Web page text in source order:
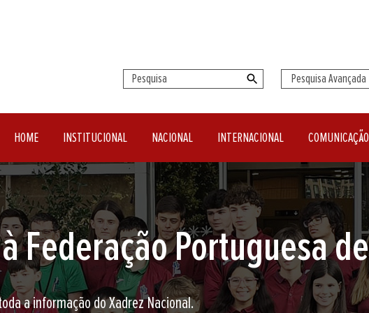
Pesquisa Avançada
HOME INSTITUCIONAL NACIONAL INTERNACIONAL COMUNICAÇÃO
o seu clube de Xadrez